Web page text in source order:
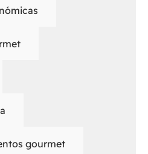
gourmet